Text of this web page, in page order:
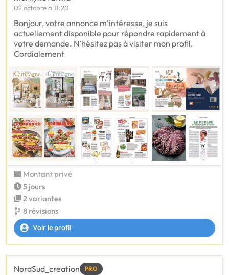
02 octobre à 11:20
Bonjour, votre annonce m’intéresse, je suis
actuellement disponible pour répondre rapidement à
votre demande. N’hésitez pas à visiter mon profil.
Cordialement
Montant privé
5 jours
2 variantes
8 révisions
Voir le profil
NordSud_creation PRO